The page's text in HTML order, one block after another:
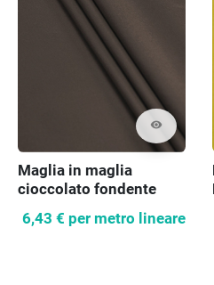
visibility
Maglia in maglia
cioccolato fondente
6,43 € per metro lineare